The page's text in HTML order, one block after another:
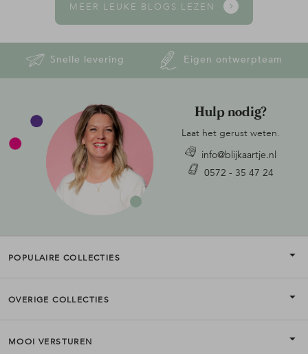
MEER LEUKE BLOGS LEZEN
Snelle levering Eigen ontwerpteam
Hulp nodig?
Laat het gerust weten.
info@blijkaartje.nl
0572 - 35 47 24
POPULAIRE COLLECTIES
OVERIGE COLLECTIES
MOOI VERSTUREN